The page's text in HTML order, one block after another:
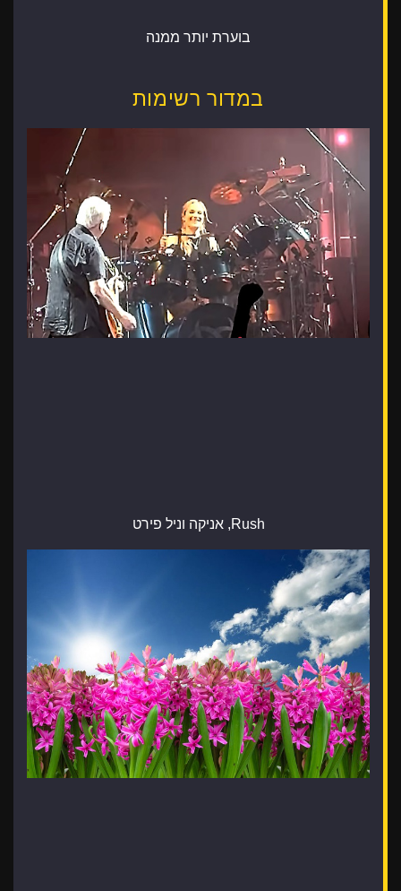
בוערת יותר ממנה
במדור רשימות
Rush, אניקה וניל פירט